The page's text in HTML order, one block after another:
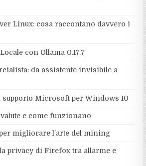
Linux: cosa raccontano davvero i
con Ollama 0.17.7
da assistente invisibile a
Microsoft per Windows 10
e come funzionano
migliorare l’arte del mining
privacy di Firefox tra allarme e